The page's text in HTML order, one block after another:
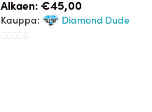
Alkaen:€45,00
Kauppa: Diamond Dude